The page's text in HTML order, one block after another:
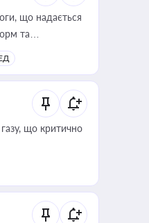
що надається
та
що критично